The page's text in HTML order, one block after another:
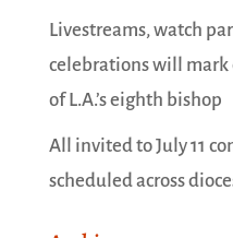
Livestreams, watch
celebrations will
of L.A.’s eighth bishop
All invited to July 11
scheduled across